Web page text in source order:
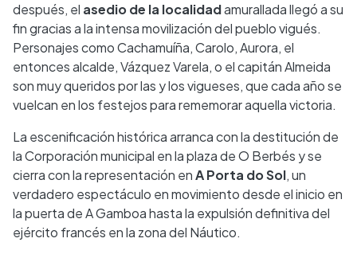
después, el asedio de la localidadamurallada llegó a su
fin gracias a la intensa movilización del pueblo vigués.
Personajes como Cachamuíña, Carolo, Aurora, el
entonces alcalde, Vázquez Varela, o el capitán Almeida
son muy queridos por las y los vigueses, que cada año se
vuelcan en los festejos para rememorar aquella victoria.
La escenificación histórica arranca con la destitución de
la Corporación municipal en la plaza de O Berbés y se
cierra con la representación enA Porta do Sol, un
verdadero espectáculo en movimiento desde el inicio en
la puerta de A Gamboa hasta la expulsión definitiva del
ejército francés en la zona del Náutico.